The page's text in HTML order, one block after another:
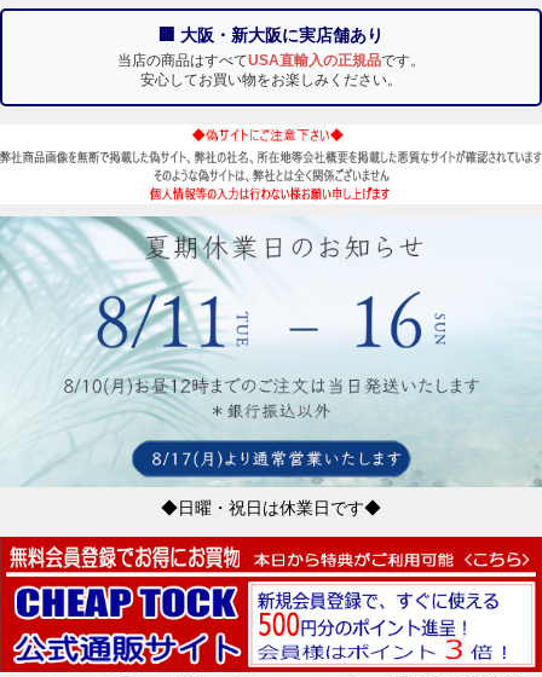
🏢 大阪・新大阪に実店舗あり
当店の商品はすべてUSA直輸入の正規品です。
安心してお買い物をお楽しみください。
◆日曜・祝日は休業日です◆